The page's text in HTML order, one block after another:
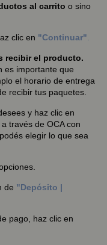
al carrito o sino
clic en "Continuar".
recibir el producto.
es importante que
el horario de entrega
recibir tus paquetes.
y haz clic en
través de OCA con
elegir lo que sea
de "Depósito |
pago, haz clic en